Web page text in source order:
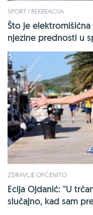
SPORT I REKREACIJA
Što je elektromišićna
njezine prednosti u
ZDRAVLJE OPĆENITO
Ecija Ojdanić: "U
slučajno, kad sam